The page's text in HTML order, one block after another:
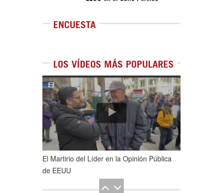
ENCUESTA
LOS VÍDEOS MÁS POPULARES
1de5
El Martirio del Líder en la Opinión Pública
de EEUU